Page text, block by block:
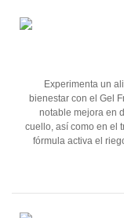
Experimenta un
bienestar con el Gel
notable mejora en
cuello, así como en el
fórmula activa el